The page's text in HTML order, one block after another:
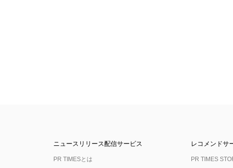
ニュースリリース配信サービス
PR TIMESとは
レコメンドサ
PR TIMES